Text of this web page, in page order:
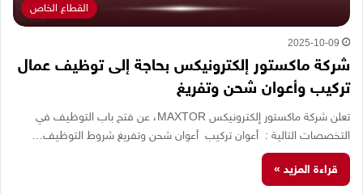
القطاع الخاص
2025-10-09
شركة ماكستور إلكترونيكس بحاجة إلى توظيف عمال
تركيب وأعوان شحن وتفريغ
تعلن شركة ماكستور إلكترونيكس MAXTOR، عن فتح باب التوظيف في
التخصصات التالية : أعوان تركيب أعوان شحن وتفريغ شروط التوظيف…
قراءة المزيد »